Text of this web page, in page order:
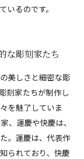
いるのです。
な彫刻家たち
美しさと細密な彫
刻家たちが制作し
を魅了していま
、運慶や快慶は、
。運慶は、代表作
られており、快慶